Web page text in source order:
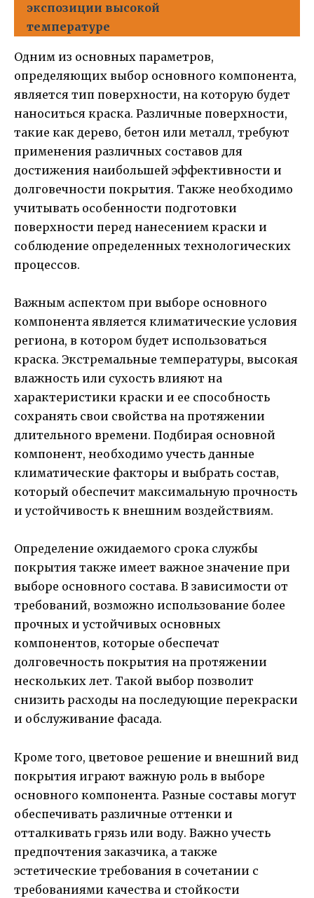
экспозиции высокой
температуре
Одним из основных параметров,
определяющих выбор основного компонента,
является тип поверхности, на которую будет
наноситься краска. Различные поверхности,
такие как дерево, бетон или металл, требуют
применения различных составов для
достижения наибольшей эффективности и
долговечности покрытия. Также необходимо
учитывать особенности подготовки
поверхности перед нанесением краски и
соблюдение определенных технологических
процессов.
Важным аспектом при выборе основного
компонента является климатические условия
региона, в котором будет использоваться
краска. Экстремальные температуры, высокая
влажность или сухость влияют на
характеристики краски и ее способность
сохранять свои свойства на протяжении
длительного времени. Подбирая основной
компонент, необходимо учесть данные
климатические факторы и выбрать состав,
который обеспечит максимальную прочность
и устойчивость к внешним воздействиям.
Определение ожидаемого срока службы
покрытия также имеет важное значение при
выборе основного состава. В зависимости от
требований, возможно использование более
прочных и устойчивых основных
компонентов, которые обеспечат
долговечность покрытия на протяжении
нескольких лет. Такой выбор позволит
снизить расходы на последующие перекраски
и обслуживание фасада.
Кроме того, цветовое решение и внешний вид
покрытия играют важную роль в выборе
основного компонента. Разные составы могут
обеспечивать различные оттенки и
отталкивать грязь или воду. Важно учесть
предпочтения заказчика, а также
эстетические требования в сочетании с
требованиями качества и стойкости